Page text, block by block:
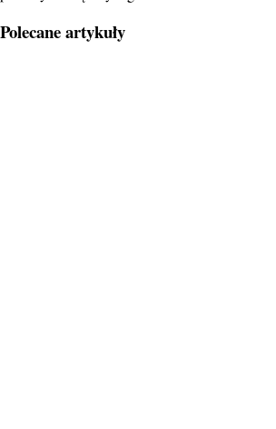
Polecane artykuły